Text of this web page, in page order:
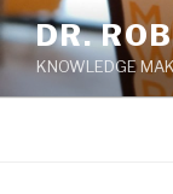
Zum
Inhalt
springen
DR.
KNOWLEDGE